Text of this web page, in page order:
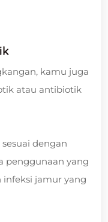
kamu juga
atau antibiotik
dengan
penggunaan yang
jamur yang